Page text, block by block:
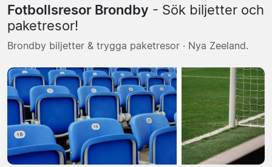
Ligor
Resebyråer
Fotbollsresor Brondby - Sök biljetter och
paketresor!
Brondby biljetter & trygga paketresor · Nya Zeeland.